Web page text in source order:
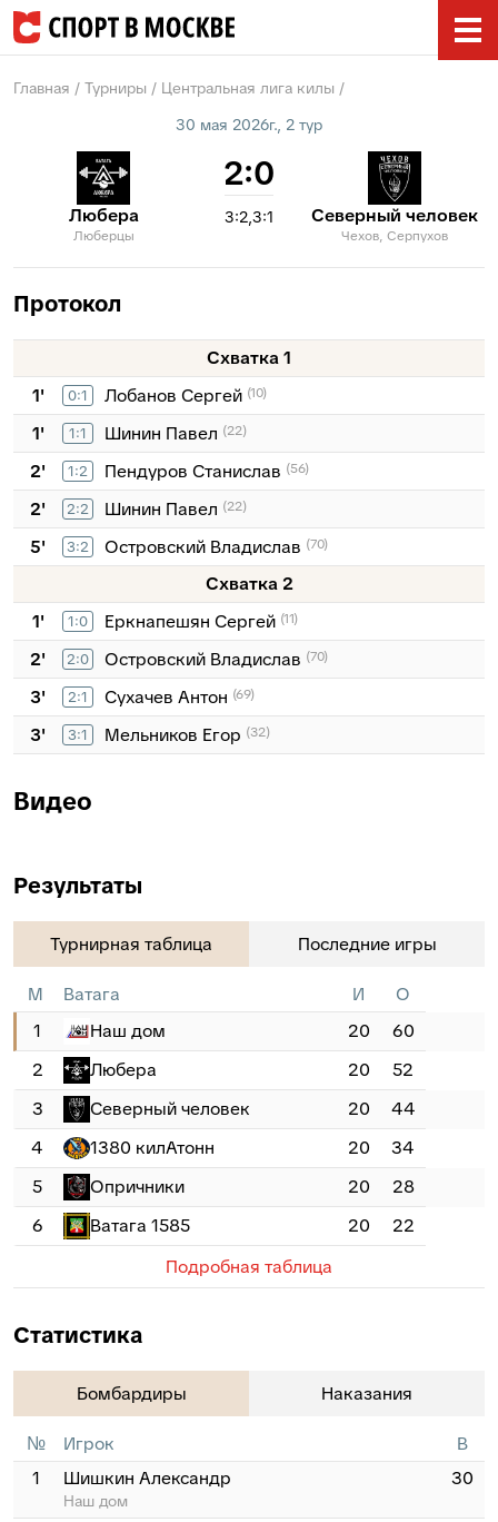
Главная Турниры
Центральная лига килы
30 мая 2026г., 2 тур
Любера
Люберцы
2:0
3:2 3:1 Северный человек
Чехов, Серпухов
Протокол
Схватка 1
1'
0:1 Лобанов Сергей (10)
Шинин Павел (22)
1:1
1'
2'
1:2 Пендуров Станислав (56)
Шинин Павел (22)
2:2
2'
Островский Владислав (70)
3:2
5'
Схватка 2
Еркнапешян Сергей (11)
1:0
1'
Островский Владислав (70)
2:0
2'
3'
2:1 Сухачев Антон (69)
Мельников Егор (32)
3:1
3'
Видео
Результаты
Турнирная таблица Последние игры
М Ватага И
О
1
Наш дом 20
60
2
Любера 20
52
3
Северный человек 20
44
4
1380 килАтонн 20
34
5
Опричники 20
28
6
Ватага 1585 20
22
Подробная таблица
Статистика
Бомбардиры Наказания
№ Игрок
В
1
Шишкин Александр
Наш дом
30